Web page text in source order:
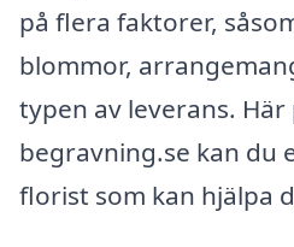
på flera faktorer,
blommor,
typen av leverans.
begravning.se kan du
florist som kan hjälpa